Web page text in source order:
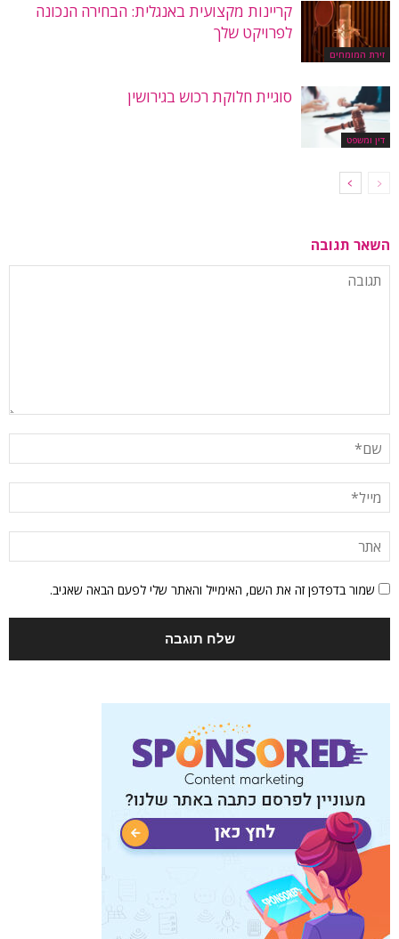
זירת המומחים
קריינות מקצועית באנגלית: הבחירה הנכונה
לפרויקט שלך
דין ומשפט
סוגיית חלוקת רכוש בגירושין
השאר תגובה
שמור בדפדפן זה את השם, האימייל והאתר שלי לפעם הבאה שאגיב.